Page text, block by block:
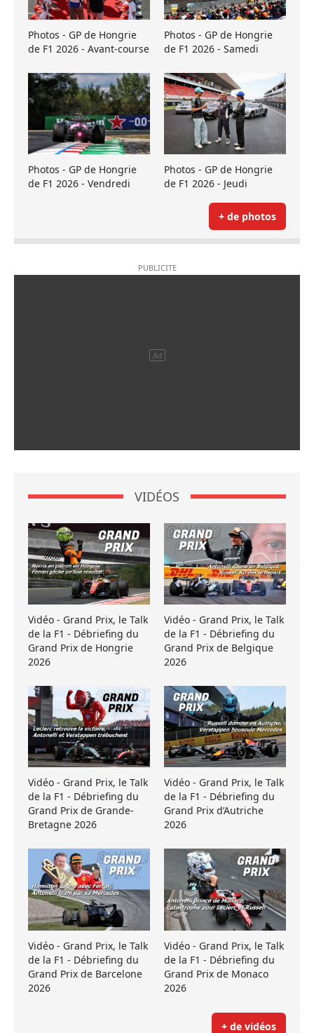
Photos - GP de Hongrie
de F1 2026 - Avant-course
Photos - GP de Hongrie
de F1 2026 - Samedi
Photos - GP de Hongrie
de F1 2026 - Vendredi
Photos - GP de Hongrie
de F1 2026 - Jeudi
+ de photos
VIDÉOS
Vidéo - Grand Prix, le Talk
de la F1 - Débriefing du
Grand Prix de Hongrie
2026
Vidéo - Grand Prix, le Talk
de la F1 - Débriefing du
Grand Prix de Belgique
2026
Vidéo - Grand Prix, le Talk
de la F1 - Débriefing du
Grand Prix de Grande-
Bretagne 2026
Vidéo - Grand Prix, le Talk
de la F1 - Débriefing du
Grand Prix d’Autriche
2026
Vidéo - Grand Prix, le Talk
de la F1 - Débriefing du
Grand Prix de Barcelone
2026
Vidéo - Grand Prix, le Talk
de la F1 - Débriefing du
Grand Prix de Monaco
2026
+ de vidéos